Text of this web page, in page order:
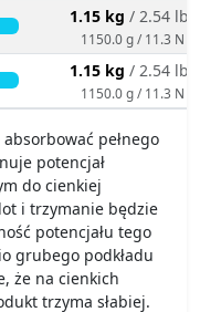
1.15 kg / 2.54 lbs
1150.0 g / 11.3 N
1.15 kg / 2.54 lbs
1150.0 g / 11.3 N
pełnego
potencjał
do cienkiej
i trzymanie będzie
potencjału tego
grubego podkładu
że na cienkich
trzyma słabiej.